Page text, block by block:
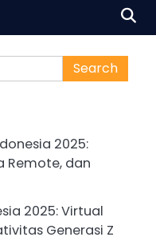
2025:
Remote, dan
2025: Virtual
Generasi Z